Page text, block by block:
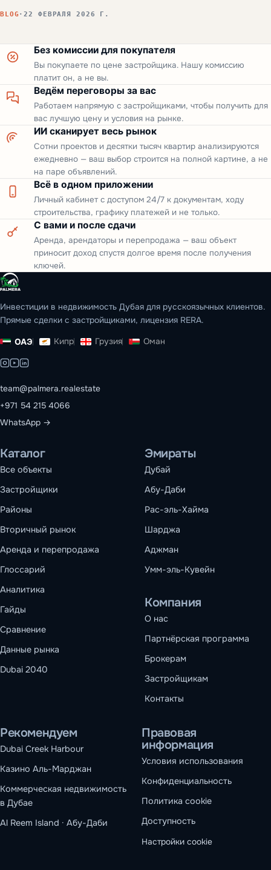
BLOG ·22 ФЕВРАЛЯ 2026 Г.
Без комиссии для покупателя
Вы покупаете по цене застройщика. Нашу комиссию
платит он, а не вы.
Ведём переговоры за вас
Работаем напрямую с застройщиками, чтобы получить для
вас лучшую цену и условия на рынке.
ИИ сканирует весь рынок
Сотни проектов и десятки тысяч квартир анализируются
ежедневно — ваш выбор строится на полной картине, а не
на паре объявлений.
Всё в одном приложении
Личный кабинет с доступом 24/7 к документам, ходу
строительства, графику платежей и не только.
С вами и после сдачи
Аренда, арендаторы и перепродажа — ваш объект
приносит доход спустя долгое время после получения
ключей.
Инвестиции в недвижимость Дубая для русскоязычных клиентов.
Прямые сделки с застройщиками, лицензия RERA.
ОАЭ Кипр Грузия Оман
team@palmera.realestate
+971 54 215 4066
WhatsApp →
Каталог
Все объекты
Застройщики
Районы
Вторичный рынок
Аренда и перепродажа
Глоссарий
Аналитика
Гайды
Сравнение
Данные рынка
Dubai 2040
Эмираты
Дубай
Абу-Даби
Рас-эль-Хайма
Шарджа
Аджман
Умм-эль-Кувейн
Компания
О нас
Партнёрская программа
Брокерам
Застройщикам
Контакты
Рекомендуем
Dubai Creek Harbour
Казино Аль-Марджан
Коммерческая недвижимость
в Дубае
Al Reem Island · Абу-Даби
Правовая
информация
Условия использования
Конфиденциальность
Политика cookie
Доступность
Настройки cookie